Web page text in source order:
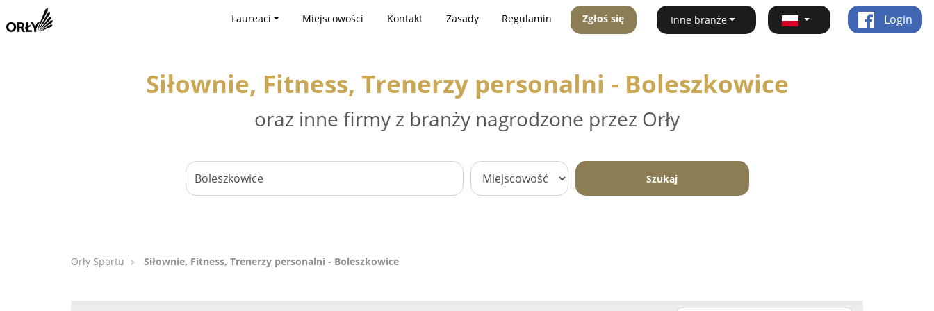
Laureaci Miejscowości Kontakt Zasady Regulamin Zgłoś się Inne branże Login
Siłownie, Fitness, Trenerzy personalni - Boleszkowice
oraz inne firmy z branży nagrodzone przez Orły
Szukaj
Orły Sportu Siłownie, Fitness, Trenerzy personalni - Boleszkowice